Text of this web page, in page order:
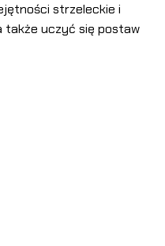
strzeleckie i
także uczyć się postaw